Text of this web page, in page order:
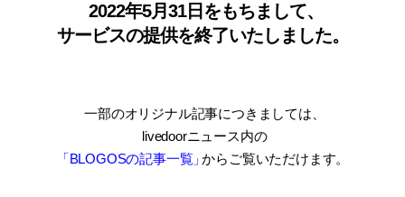
2022年5月31日をもちまして、
サービスの提供を終了いたしました。
一部のオリジナル記事につきましては
livedoorニュース内の
「BLOGOSの記事一覧」からご覧いただけます。